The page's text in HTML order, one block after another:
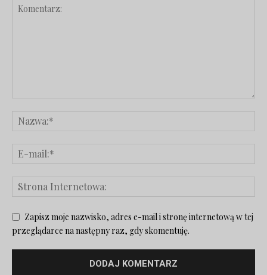
Zapisz moje nazwisko, adres e-mail i stronę internetową w tej
przeglądarce na następny raz, gdy skomentuję.